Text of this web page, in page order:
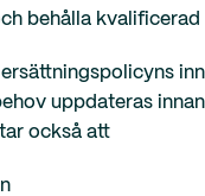
behålla
uppdateras
också att